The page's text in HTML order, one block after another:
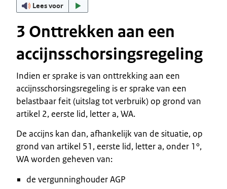
Lees voor
3 Onttrekken aan een
accijnsschorsingsregeling
Indien er sprake is van onttrekking aan een
accijnsschorsingsregeling is er sprake van een
belastbaar feit (uitslag tot verbruik) op grond van
artikel 2, eerste lid, letter a, WA.
De accijns kan dan, afhankelijk van de situatie, op
grond van artikel 51, eerste lid, letter a, onder 1°,
WA worden geheven van:
de vergunninghouder AGP